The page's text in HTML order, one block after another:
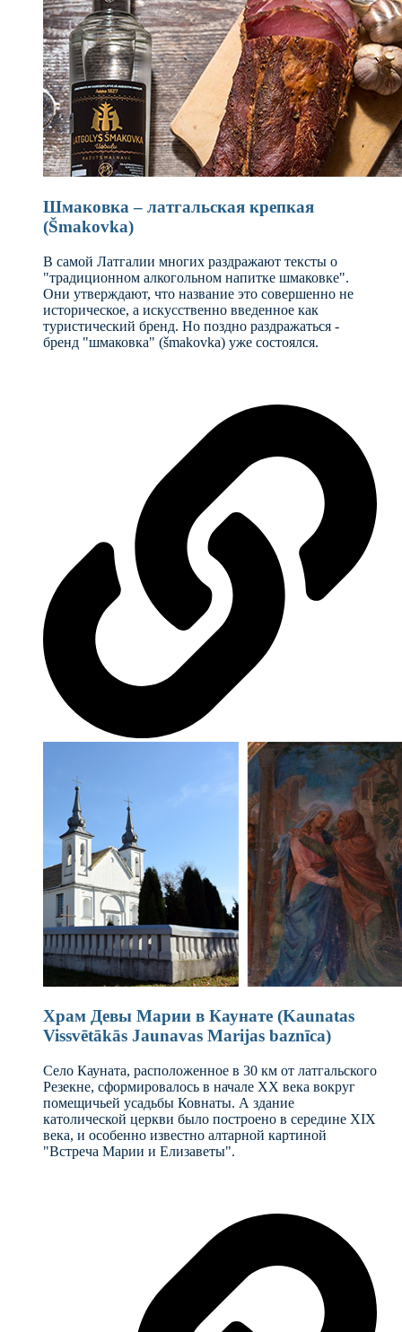
Шмаковка – латгальская крепкая
(Šmakovka)
В самой Латгалии многих раздражают тексты о
"традиционном алкогольном напитке шмаковке".
Они утверждают, что название это совершенно не
историческое, а искусственно введенное как
туристический бренд. Но поздно раздражаться -
бренд "шмаковка" (šmakovka) уже состоялся.
Храм Девы Марии в Каунате (Kaunatas
Vissvētākās Jaunavas Marijas baznīca)
Село Кауната, расположенное в 30 км от латгальского
Резекне, сформировалось в начале XX века вокруг
помещичьей усадьбы Ковнаты. А здание
католической церкви было построено в середине XIX
века, и особенно известно алтарной картиной
"Встреча Марии и Елизаветы".